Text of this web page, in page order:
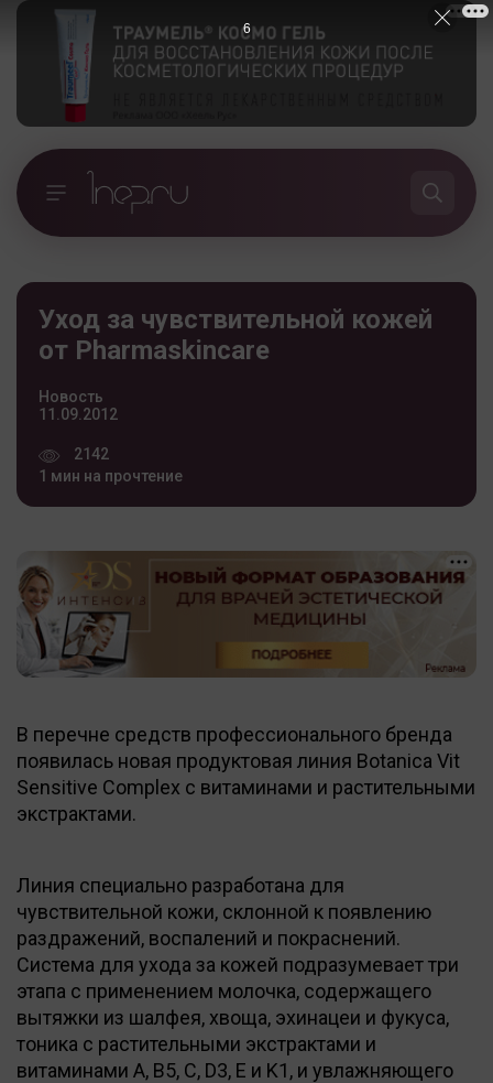
Уход за чувствительной кожей
от Pharmaskincare
Новость
11.09.2012
2142
1 мин на прочтение
В перечне средств профессионального бренда
появилась новая продуктовая линия Botanica Vit
Sensitive Complex с витаминами и растительными
экстрактами.
Линия специально разработана для
чувствительной кожи, склонной к появлению
раздражений, воспалений и покраснений.
Система для ухода за кожей подразумевает три
этапа с применением молочка, содержащего
вытяжки из шалфея, хвоща, эхинацеи и фукуса,
тоника с растительными экстрактами и
витаминами A, B5, C, D3, E и K1, и увлажняющего
5